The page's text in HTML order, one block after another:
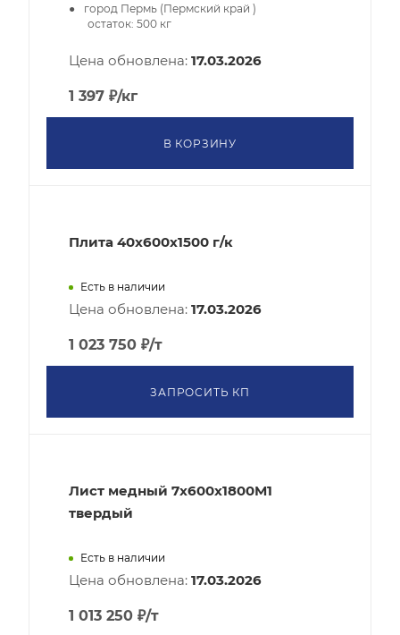
город Пермь (Пермский край )
остаток: 500 кг
Цена обновлена: 17.03.2026
1 397 ₽/кг
В КОРЗИНУ
Плита 40x600х1500 г/к
Есть в наличии
Цена обновлена: 17.03.2026
1 023 750 ₽/т
ЗАПРОСИТЬ КП
Лист медный 7x600х1800М1
твердый
Есть в наличии
Цена обновлена: 17.03.2026
1 013 250 ₽/т